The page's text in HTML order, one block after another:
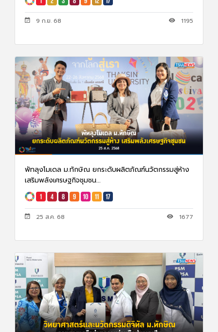
9 ก.ย. 68 1195
พัทลุงโมเดล ม.ทักษิณ ยกระดับผลิตภัณฑ์นวัตกรรมสู่ห้าง
เสริมพลังเศรษฐกิจชุมชน...
25 ส.ค. 68 1677